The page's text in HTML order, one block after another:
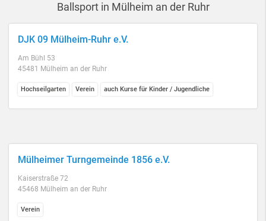
Ballsport in Mülheim an der Ruhr
DJK 09 Mülheim-Ruhr e.V.
Am Bühl 53
45481 Mülheim an der Ruhr
Hochseilgarten Verein auch Kurse für Kinder / Jugendliche
Mülheimer Turngemeinde 1856 e.V.
Kaiserstraße 72
45468 Mülheim an der Ruhr
Verein